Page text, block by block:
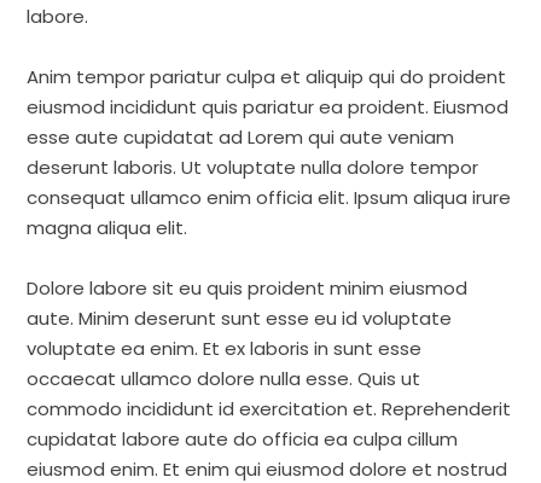
labore.
Anim tempor pariatur culpa et aliquip qui do proident
eiusmod incididunt quis pariatur ea proident. Eiusmod
esse aute cupidatat ad Lorem qui aute veniam
deserunt laboris. Ut voluptate nulla dolore tempor
consequat ullamco enim officia elit. Ipsum aliqua irure
magna aliqua elit.
Dolore labore sit eu quis proident minim eiusmod
aute. Minim deserunt sunt esse eu id voluptate
voluptate ea enim. Et ex laboris in sunt esse
occaecat ullamco dolore nulla esse. Quis ut
commodo incididunt id exercitation et. Reprehenderit
cupidatat labore aute do officia ea culpa cillum
eiusmod enim. Et enim qui eiusmod dolore et nostrud